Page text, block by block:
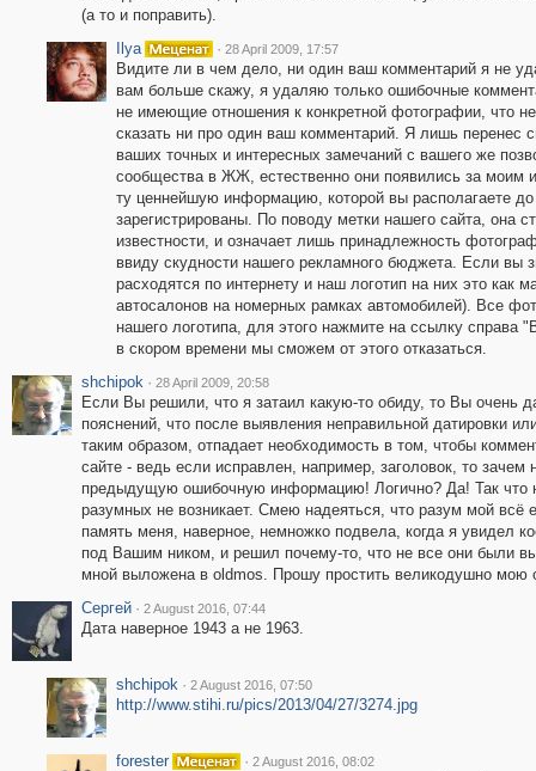
(а то и поправить).
Ilya
· 28 April 2009, 17:57
Видите ли в чем дело, ни один ваш комментарий я не
вам больше скажу, я удаляю только ошибочные
не имеющие отношения к конкретной фотографии, что
сказать ни про один ваш комментарий. Я лишь перенес
ваших точных и интересных замечаний с вашего же
сообщества в ЖЖ, естественно они появились за моим
ту ценнейшую информацию, которой вы располагаете
зарегистрированы. По поводу метки нашего сайта, она
известности, и означает лишь принадлежность
ввиду скудности нашего рекламного бюджета. Если вы
расходятся по интернету и наш логотип на них это как
автосалонов на номерных рамках автомобилей). Все
нашего логотипа, для этого нажмите на ссылку
в скором времени мы сможем от этого отказаться.
shchipok · 28 April 2009, 20:58
Если Вы решили, что я затаил какую-то обиду, то Вы очень
пояснений, что после выявления неправильной датировки
таким образом, отпадает необходимость в том, чтобы
сайте - ведь если исправлен, например, заголовок, то зачем
предыдущую ошибочную информацию! Логично? Да! Так что
разумных не возникает. Смею надеяться, что разум мой
память меня, наверное, немножко подвела, когда я увидел
под Вашим ником, и решил почему-то, что не все они были
мной выложена в oldmos. Прошу простить великодушно мою
Сергей · 2 August 2016, 07:44
Дата наверное 1943 а не 1963.
shchipok · 2 August 2016, 07:50
http://www.stihi.ru/pics/2013/04/27/3274.jpg
forester · 2 August 2016, 08:02